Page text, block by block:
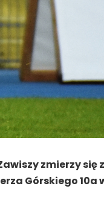
zmierzy się
Górskiego 10a